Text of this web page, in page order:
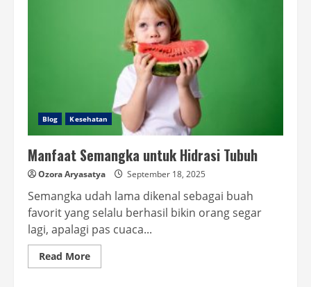
Blog Kesehatan
Manfaat Semangka untuk Hidrasi Tubuh
Ozora Aryasatya September 18, 2025
Semangka udah lama dikenal sebagai buah
favorit yang selalu berhasil bikin orang segar
lagi, apalagi pas cuaca...
Read MoreRead
more